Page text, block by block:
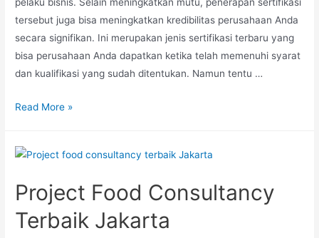
tersebut juga bisa meningkatkan kredibilitas perusahaan Anda
secara signifikan. Ini merupakan jenis sertifikasi terbaru yang
bisa perusahaan Anda dapatkan ketika telah memenuhi syarat
dan kualifikasi yang sudah ditentukan. Namun tentu …
Read More »
Project Food Consultancy
Terbaik Jakarta